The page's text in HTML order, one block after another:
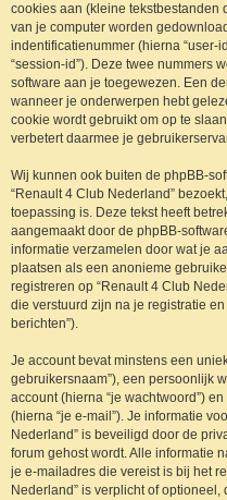
cookies aan (kleine tekstbestanden
van je computer worden
indentificatienummer (hierna “user-
“session-id”). Deze twee nummers
software aan je toegewezen. Een
wanneer je onderwerpen hebt
cookie wordt gebruikt om op te
verbetert daarmee je
Wij kunnen ook buiten de phpBB-
“Renault 4 Club Nederland”
toepassing is. Deze tekst heeft
aangemaakt door de phpBB-
informatie verzamelen door wat je
plaatsen als een anonieme
registreren op “Renault 4 Club
die verstuurd zijn na je registratie
berichten”).
Je account bevat minstens een
gebruikersnaam”), een persoonlijk
account (hierna “je wachtwoord”)
(hierna “je e-mail”). Je informatie
Nederland” is beveiligd door de
forum gehost wordt. Alle informatie
je e-mailadres die vereist is bij het
Nederland” is verplicht of